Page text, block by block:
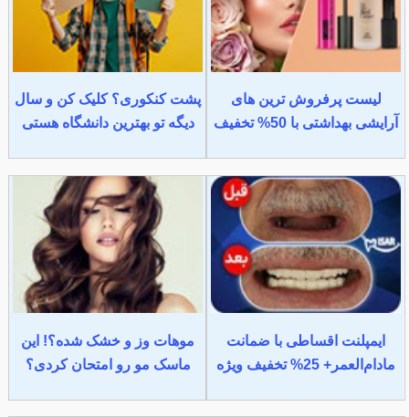
لیست پرفروش ترین های
آرایشی بهداشتی با 50% تخفیف
پشت کنکوری؟ کلیک کن و سال
دیگه تو بهترین دانشگاه هستی
ایمپلنت اقساطی با ضمانت
مادام‌العمر+ 25% تخفیف ویژه
موهات وز و خشک شده؟! این
ماسک مو رو امتحان کردی؟